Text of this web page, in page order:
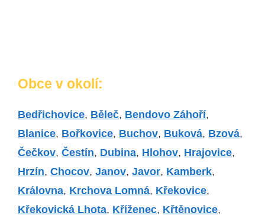
Obce v okolí:
Bedřichovice, Běleč, Bendovo Záhoří,
Blanice, Bořkovice, Buchov, Buková, Bzová,
Čečkov,Čestín, Dubina, Hlohov, Hrajovice,
Hrzín,Chocov,Janov,Javor, Kamberk,
Královna, Krchova Lomná, Křekovice,
Křekovická Lhota, Kříženec, Křtěnovice,